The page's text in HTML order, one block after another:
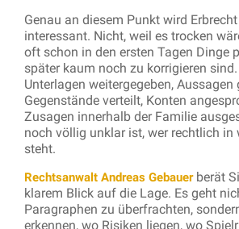
Genau an diesem Punkt wird
interessant. Nicht, weil es trocken
oft schon in den ersten Tagen Dinge
später kaum noch zu korrigieren sind.
Unterlagen weitergegeben, Aussagen
Gegenstände verteilt, Konten
Zusagen innerhalb der Familie
noch völlig unklar ist, wer rechtlich in
steht.
Rechtsanwalt Andreas Gebauerberät
klarem Blick auf die Lage. Es geht
Paragraphen zu überfrachten,
erkennen, wo Risiken liegen, wo